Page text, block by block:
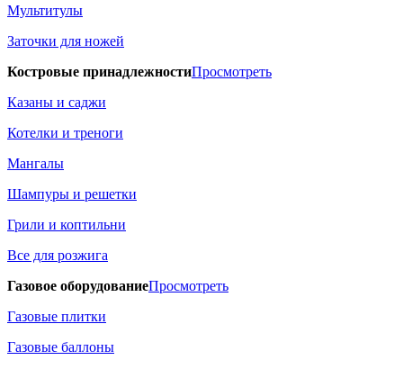
Мультитулы
Заточки для ножей
Костровые принадлежностиПросмотреть
Казаны и саджи
Котелки и треноги
Мангалы
Шампуры и решетки
Грили и коптильни
Все для розжига
Газовое оборудованиеПросмотреть
Газовые плитки
Газовые баллоны